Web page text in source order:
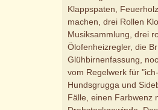
Klappspaten,
machen, drei Rollen
Musiksammlung, drei
Ölofenheizregler, die
Glühbirnenfassung,
vom Regelwerk für
Hundsgrugga und
Fälle, einen Farbwenz